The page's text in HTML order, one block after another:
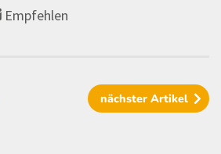
Empfehlen
nächster Artikel